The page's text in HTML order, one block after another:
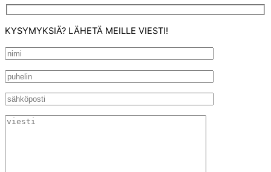
KYSYMYKSIÄ? LÄHETÄ MEILLE VIESTI!